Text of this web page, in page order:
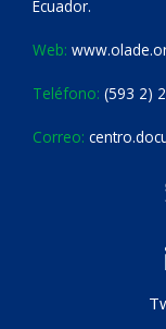
Ecuador.
Web:
Teléfono: (593 2)
Correo: